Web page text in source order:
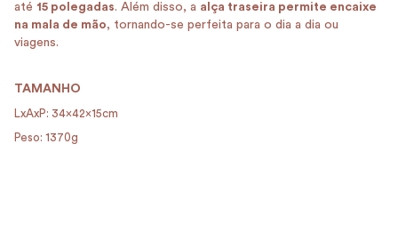
até 15 polegadas. Além disso, a alça traseira permite encaixe
na mala de mão, tornando-se perfeita para o dia a dia ou
viagens.
TAMANHO
LxAxP: 34x42x15cm
Peso: 1370g